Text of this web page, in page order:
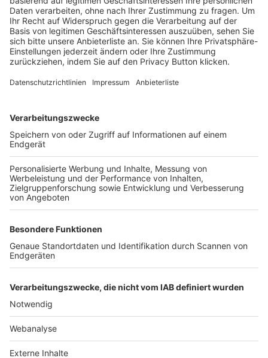
Trainerbörse
Login SpielPlus
FOLGE DEM BFV
TOP-VEREINE
TOP-PARTNER
Nutzungsbedingungen Datenschutz Impressum